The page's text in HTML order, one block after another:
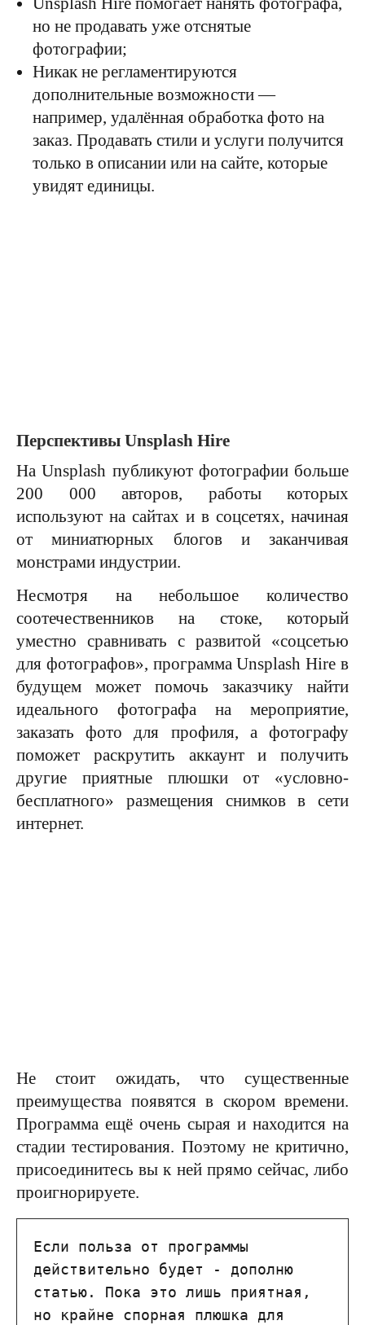
но не продавать уже отснятые
фотографии;
Никак не регламентируются
дополнительные возможности —
например, удалённая обработка фото на
заказ. Продавать стили и услуги получится
только в описании или на сайте, которые
увидят единицы.
Перспективы Unsplash Hire
На Unsplash публикуют фотографии больше
200 000 авторов, работы которых
используют на сайтах и в соцсетях, начиная
от миниатюрных блогов и заканчивая
монстрами индустрии.
Несмотря на небольшое количество
соотечественников на стоке, который
уместно сравнивать с развитой «соцсетью
для фотографов», программа Unsplash Hire в
будущем может помочь заказчику найти
идеального фотографа на мероприятие,
заказать фото для профиля, а фотографу
поможет раскрутить аккаунт и получить
другие приятные плюшки от «условно-
бесплатного» размещения снимков в сети
интернет.
Не стоит ожидать, что существенные
преимущества появятся в скором времени.
Программа ещё очень сырая и находится на
стадии тестирования. Поэтому не критично,
присоединитесь вы к ней прямо сейчас, либо
проигнорируете.
Если польза от программы
действительно будет - дополню
статью. Пока это лишь приятная,
но крайне спорная плюшка для